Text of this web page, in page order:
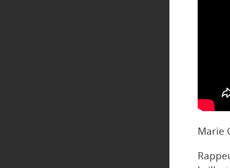
Marie